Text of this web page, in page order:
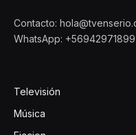
Contacto:
WhatsApp: +56942971899
Televisión
Música